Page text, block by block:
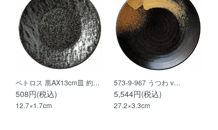
ペトロス 黒AX13cm皿 約…
508円(税込)
12.7×1.7cm
573-9-967 うつわ v…
5,544円(税込)
27.2×3.3cm